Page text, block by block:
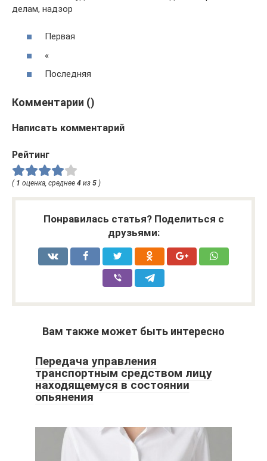
делам, надзор
Первая
«
Последняя
Комментарии ()
Написать комментарий
Рейтинг
( 1 оценка, среднее 4 из 5 )
Понравилась статья? Поделиться с
друзьями:
Вам также может быть интересно
Передача управления
транспортным средством лицу
находящемуся в состоянии
опьянения